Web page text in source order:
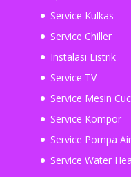
Service Kulkas
Service Chiller
Instalasi Listrik
Service TV
Service Mesin
Service Kompor
Service Pompa Air
Service Water